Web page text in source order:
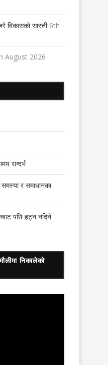
विकासको सास्ती 6th
August 2026
सन्दर्भ
र समाधानका
पछि हट्न नदिने
निकालेको